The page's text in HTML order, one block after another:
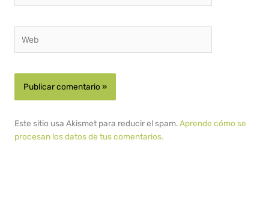
Este sitio usa Akismet para reducir el spam.Aprende cómo se
procesan los datos de tus comentarios.